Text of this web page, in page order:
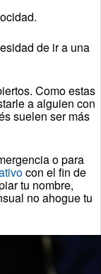
de ir a una
Como estas
a alguien con
suelen ser más
o para
con el fin de
tu nombre,
no ahogue tu